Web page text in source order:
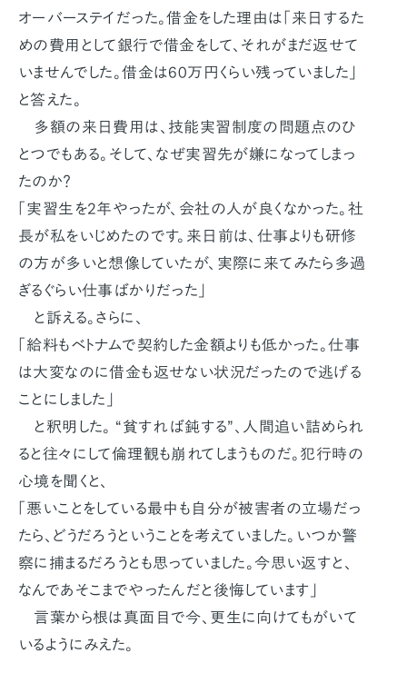
オーバーステイだった。借金をした理由は「来日するた
めの費用として銀行で借金をして、それがまだ返せて
いませんでした。借金は60万円くらい残っていました」
と答えた。
多額の来日費用は、技能実習制度の問題点のひ
とつでもある。そして、なぜ実習先が嫌になってしまっ
たのか？
「実習生を2年やったが、会社の人が良くなかった。社
長が私をいじめたのです。来日前は、仕事よりも研修
の方が多いと想像していたが、実際に来てみたら多過
ぎるぐらい仕事ばかりだった」
と訴える。さらに、
「給料もベトナムで契約した金額よりも低かった。仕事
は大変なのに借金も返せない状況だったので逃げる
ことにしました」
と釈明した。 “貧すれば鈍する”、人間追い詰められ
ると往々にして倫理観も崩れてしまうものだ。犯行時の
心境を聞くと、
「悪いことをしている最中も自分が被害者の立場だっ
たら、どうだろうということを考えていました。いつか警
察に捕まるだろうとも思っていました。今思い返すと、
なんであそこまでやったんだと後悔しています」
言葉から根は真面目で今、更生に向けてもがいて
いるようにみえた。